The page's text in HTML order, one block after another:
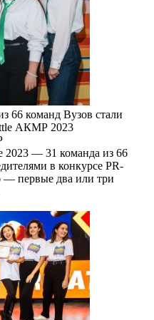
66 команд Вузов стали
АКМР 2023
2023 — 31 команда из 66
в конкурсе PR-
первые два или три